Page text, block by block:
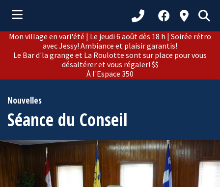
(Municipalité )
(Citoyens )
(Loisirs et culture )
(Développement )
(Tourisme )
Mon village en vari'été | Le jeudi 6 août dès 18 h | Soirée rétro
avec Jessy! Ambiance et plaisir garantis!
Le Bar d'la grange et La Roulotte sont sur place pour vous
désaltérer et vous régaler! $$
À l'Espace 350
Nouvelles
Séance du Conseil